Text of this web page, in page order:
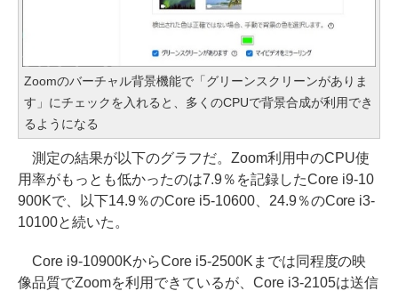
Zoomのバーチャル背景機能で「グリーンスクリーンがありま
す」にチェックを入れると、多くのCPUで背景合成が利用でき
るようになる
測定の結果が以下のグラフだ。Zoom利用中のCPU使
用率がもっとも低かったのは7.9％を記録したCore i9-10
900Kで、以下14.9％のCore i5-10600、24.9％のCore i3-
10100と続いた。
Core i9-10900KからCore i5-2500Kまでは同程度の映
像品質でZoomを利用できているが、Core i3-2105は送信